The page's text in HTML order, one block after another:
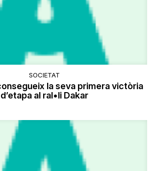
SOCIETAT
la seva primera victòria
d’etapa al ral•li Dakar